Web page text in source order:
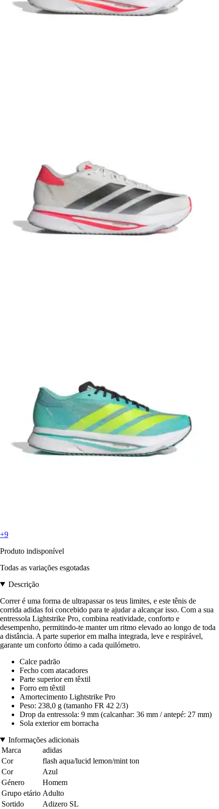
+9
Produto indisponível
Todas as variações esgotadas
Descrição
Correr é uma forma de ultrapassar os teus limites, e este tênis de
corrida adidas foi concebido para te ajudar a alcançar isso. Com a sua
entressola Lightstrike Pro, combina reatividade, conforto e
desempenho, permitindo-te manter um ritmo elevado ao longo de toda
a distância. A parte superior em malha integrada, leve e respirável,
garante um conforto ótimo a cada quilómetro.
Calce padrão
Fecho com atacadores
Parte superior em têxtil
Forro em têxtil
Amortecimento Lightstrike Pro
Peso: 238,0 g (tamanho FR 42 2/3)
Drop da entressola: 9 mm (calcanhar: 36 mm / antepé: 27 mm)
Sola exterior em borracha
Informações adicionais
Marca
adidas
Cor
flash aqua/lucid lemon/mint ton
Cor
Azul
Género
Homem
Grupo etário Adulto
Sortido
Adizero SL